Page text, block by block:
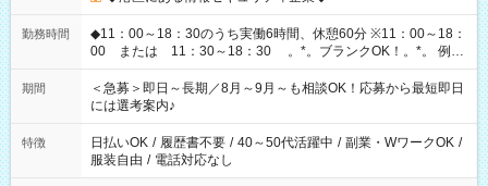
勤務時間
◆11：00～18：30のうち実働6時間、休憩60分 ※11：00～18：
00 または 11：30～18：30 。*。ブランクOK！。*。 例え
ば前職が、 在宅/財団法人/事務/コールセンター/受付/販売/カフェ
スタッフ スイーツ販売/ホテルフロント/化粧品販売/など 様々な
業界から入社して活躍されています♪
期間
＜急募＞即日～長期／8月～9月～も相談OK！応募から最短即日
には選考案内♪
特徴 日払いOK / 履歴書不要 / 40～50代活躍中 / 副業・WワークOK /
服装自由 / 電話対応なし